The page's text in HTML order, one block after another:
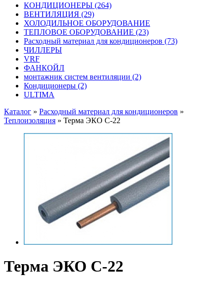
КОНДИЦИОНЕРЫ (264)
ВЕНТИЛЯЦИЯ (29)
ХОЛОДИЛЬНОЕ ОБОРУДОВАНИЕ
ТЕПЛОВОЕ ОБОРУДОВАНИЕ (23)
Расходный материал для кондиционеров (73)
ЧИЛЛЕРЫ
VRF
ФАНКОЙЛ
монтажник систем вентиляции (2)
Кондиционеры (2)
ULTIMA
Каталог » Расходный материал для кондиционеров »
Теплоизоляция » Терма ЭКО С-22
Терма ЭКО С-22